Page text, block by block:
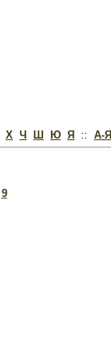
Х Ч Ш Ю Я :: А-Я
9